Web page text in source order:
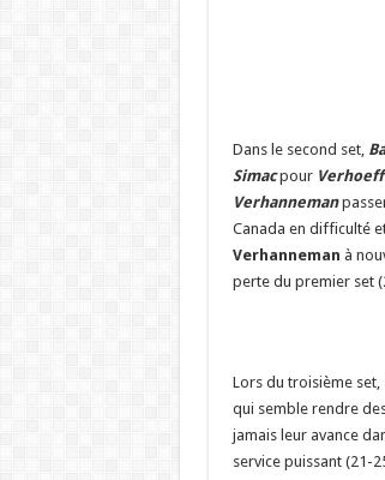
Dans le second set,
Simac pour
Verhanneman
Canada en difficulté
Verhanneman à
perte du premier set
Lors du troisième set,
qui semble rendre
jamais leur avance
service puissant (21-